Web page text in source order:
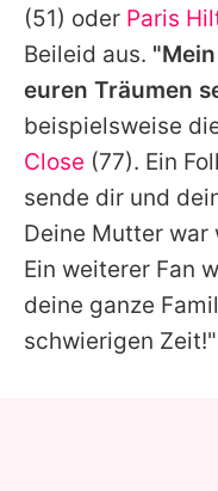
(51) oder Paris
Beileid aus.
euren Träumen
beispielsweise
Close (77). Ein
sende dir und
Deine Mutter war
Ein weiterer Fan
deine ganze
schwierigen Zeit!"